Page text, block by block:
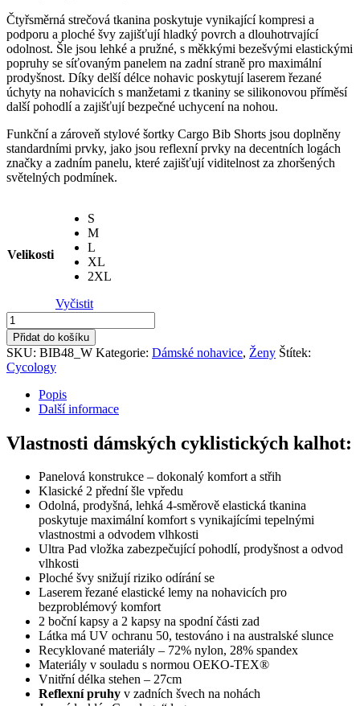
Čtyřsměrná strečová tkanina poskytuje vynikající kompresi a
podporu a ploché švy zajišťují hladký povrch a dlouhotrvající
odolnost. Šle jsou lehké a pružné, s měkkými bezešvými elastickými
popruhy se síťovaným panelem na zadní straně pro maximální
prodyšnost. Díky delší délce nohavic poskytují laserem řezané
úchyty na nohavicích s manžetami z tkaniny se silikonovou příměsí
další pohodlí a zajišťují bezpečné uchycení na nohou.
Funkční a zároveň stylové šortky Cargo Bib Shorts jsou doplněny
standardními prvky, jako jsou reflexní prvky na decentních logách
značky a zadním panelu, které zajišťují viditelnost za zhoršených
světelných podmínek.
Velikosti
S
M
L
XL
2XL
Vyčistit
Kraťasy
dámské
Biby
Cargo
Cycology
množství
Přidat do košíku
SKU: BIB48_W Kategorie: Dámské nohavice, Ženy Štítek:
Cycology
Popis
Další informace
Vlastnosti dámských cyklistických kalhot:
Panelová konstrukce – dokonalý komfort a střih
Klasické 2 přední šle vpředu
Odolná, prodyšná, lehká 4-směrově elastická tkanina
poskytuje maximální komfort s vynikajícími tepelnými
vlastnostmi a odvodem vlhkosti
Ultra Pad vložka zabezpečující pohodlí, prodyšnost a odvod
vlhkosti
Ploché švy snižují riziko odírání se
Laserem řezané elastické lemy na nohavicích pro
bezproblémový komfort
2 boční kapsy a 2 kapsy na spodní části zad
Látka má UV ochranu 50, testováno i na australské slunce
Recyklované materiály – 72% nylon, 28% spandex
Materiály v souladu s normou OEKO-TEX®
Vnitřní délka stehen – 27cm
Reflexní pruhy v zadních švech na nohách